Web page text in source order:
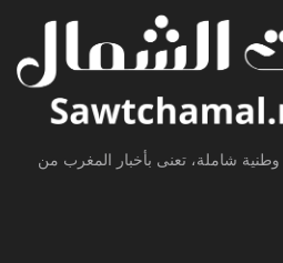
شاملة، تعنى بأخبار المغرب من